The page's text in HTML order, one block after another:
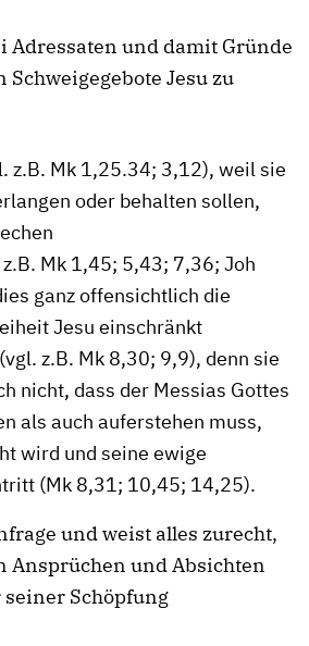
Adressaten und damit Gründe
Jesu zu
z.B. Mk 1,25.34; 3,12), weil sie
oder behalten sollen,
Mk 1,45; 5,43; 7,36; Joh
ganz offensichtlich die
Jesu einschränkt
z.B. Mk 8,30; 9,9), denn sie
nicht, dass der Messias Gottes
als auch auferstehen muss,
wird und seine ewige
(Mk 8,31; 10,45; 14,25).
und weist alles zurecht,
Ansprüchen und Absichten
seiner Schöpfung